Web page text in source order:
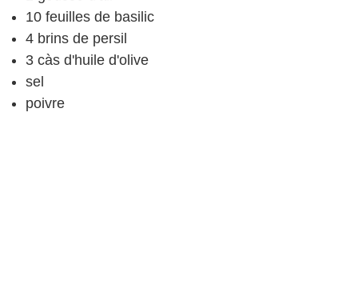
10 feuilles de basilic
4 brins de persil
3 càs d'huile d'olive
sel
poivre